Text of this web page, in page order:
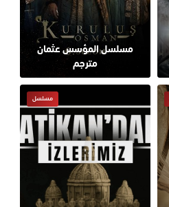
مسلسل المؤسس عثمان
مترجم
مسلسل